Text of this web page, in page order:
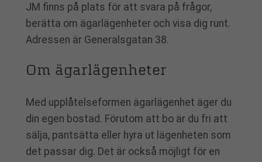
JM finns på plats för att svara på frågor,
berätta om ägarlägenheter och visa dig runt.
Adressen är Generalsgatan 38.
Om ägarlägenheter
Med upplåtelseformen ägarlägenhet äger du
din egen bostad. Förutom att bo är du fri att
sälja, pantsätta eller hyra ut lägenheten som
det passar dig. Det är också möjligt för en